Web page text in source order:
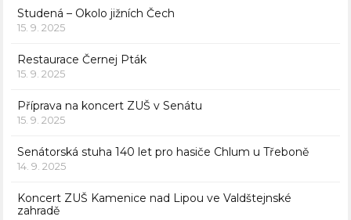
Studená – Okolo jižních Čech
15. 9. 2025
Restaurace Černej Pták
15. 9. 2025
Příprava na koncert ZUŠ v Senátu
15. 9. 2025
Senátorská stuha 140 let pro hasiče Chlum u Třeboně
14. 9. 2025
Koncert ZUŠ Kamenice nad Lipou ve Valdštejnské
zahradě